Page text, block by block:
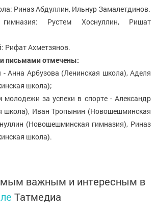
Риназ Абдуллин, Ильнур Замалетдинов.
гимназия: Рустем Хоснуллин, Ришат
Рифат Ахметзянов.
письмами отмечены:
- Анна Арбузова (Ленинская школа), Аделя
школа);
молодежи за успехи в спорте - Александр
школа), Иван Тропынин (Новошешминская
(Новошешминская гимназия), Риназ
школа).
важным и интересным в
Татмедиа